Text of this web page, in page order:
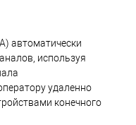
автоматически
используя
удаленно
конечного